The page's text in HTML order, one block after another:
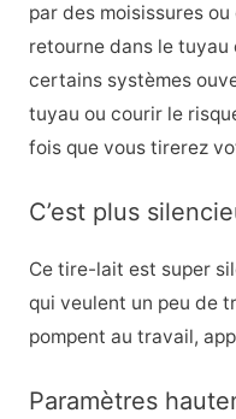
par des moisissures
retourne dans le tuyau
certains systèmes
tuyau ou courir le
fois que vous tirerez
C’est plus
Ce tire-lait est super
qui veulent un peu de
pompent au travail,
Paramètres